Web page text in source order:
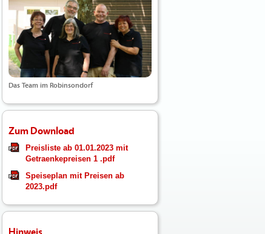
Das Team im Robinsondorf
Zum Download
Preisliste ab 01.01.2023 mit
Getraenkepreisen 1 .pdf
Speiseplan mit Preisen ab
2023.pdf